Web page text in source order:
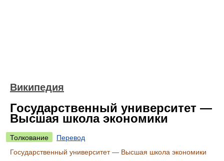
Википедия
Государственный университет —
Высшая школа экономики
Толкование
Перевод
Государственный университет — Высшая школа экономики